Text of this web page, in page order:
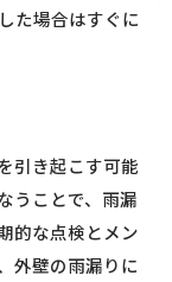
た場合はすぐに
引き起こす可能
うことで、雨漏
的な点検とメン
外壁の雨漏りに